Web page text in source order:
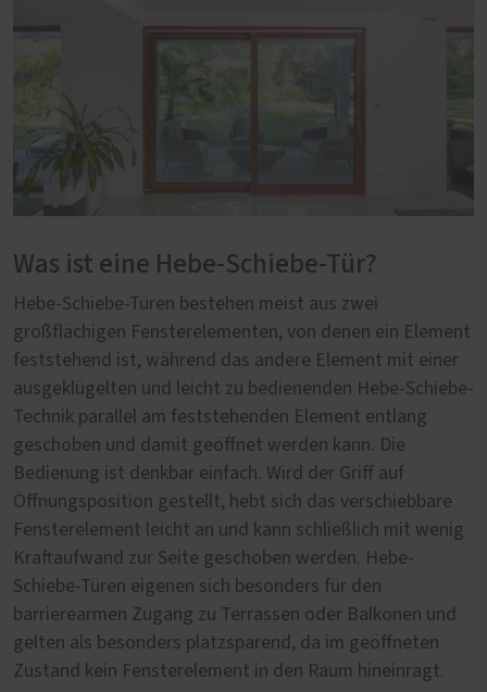
Was ist eine Hebe-Schiebe-Tür?
Hebe-Schiebe-Türen bestehen meist aus zwei
großflächigen Fensterelementen, von denen ein Element
feststehend ist, während das andere Element mit einer
ausgeklügelten und leicht zu bedienenden Hebe-Schiebe-
Technik parallel am feststehenden Element entlang
geschoben und damit geöffnet werden kann. Die
Bedienung ist denkbar einfach. Wird der Griff auf
Öffnungsposition gestellt, hebt sich das verschiebbare
Fensterelement leicht an und kann schließlich mit wenig
Kraftaufwand zur Seite geschoben werden. Hebe-
Schiebe-Türen eigenen sich besonders für den
barrierearmen Zugang zu Terrassen oder Balkonen und
gelten als besonders platzsparend, da im geöffneten
Zustand kein Fensterelement in den Raum hineinragt.